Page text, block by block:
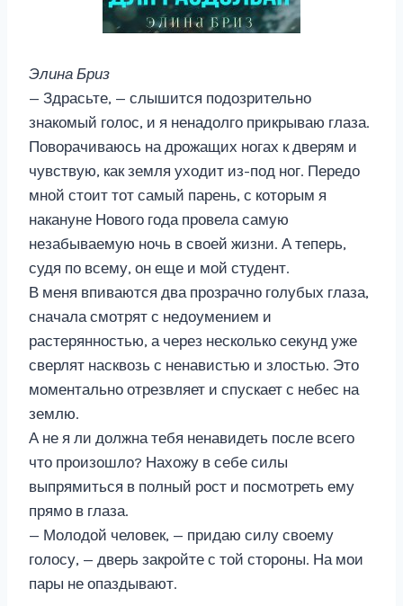
Элина Бриз
— Здрасьте, — слышится подозрительно
знакомый голос, и я ненадолго прикрываю глаза.
Поворачиваюсь на дрожащих ногах к дверям и
чувствую, как земля уходит из-под ног. Передо
мной стоит тот самый парень, с которым я
накануне Нового года провела самую
незабываемую ночь в своей жизни. А теперь,
судя по всему, он еще и мой студент.
В меня впиваются два прозрачно голубых глаза,
сначала смотрят с недоумением и
растерянностью, а через несколько секунд уже
сверлят насквозь с ненавистью и злостью. Это
моментально отрезвляет и спускает с небес на
землю.
А не я ли должна тебя ненавидеть после всего
что произошло? Нахожу в себе силы
выпрямиться в полный рост и посмотреть ему
прямо в глаза.
— Молодой человек, — придаю силу своему
голосу, — дверь закройте с той стороны. На мои
пары не опаздывают.